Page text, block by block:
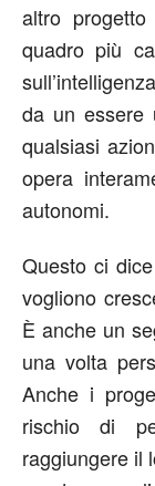
altro
quadro più
da un essere
qualsiasi
opera
autonomi.
Questo ci
vogliono
È anche un
una volta
Anche i
rischio di
raggiungere il